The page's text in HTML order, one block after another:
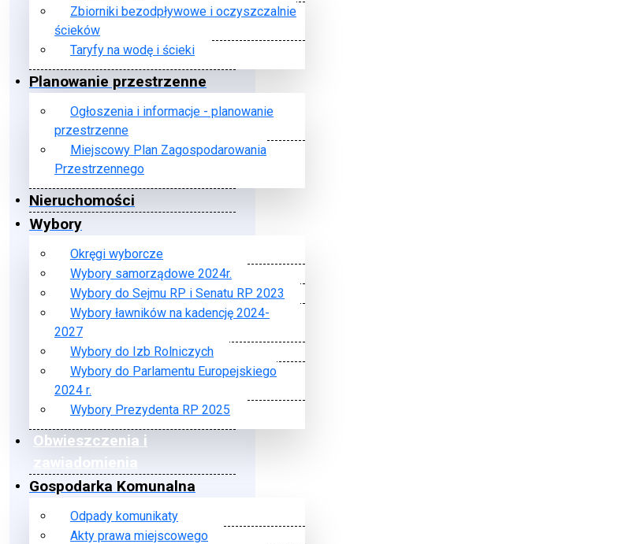
Zbiorniki bezodpływowe i oczyszczalnie
ścieków
Taryfy na wodę i ścieki
Planowanie przestrzenne
Ogłoszenia i informacje - planowanie
przestrzenne
Miejscowy Plan Zagospodarowania
Przestrzennego
Nieruchomości
Wybory
Okręgi wyborcze
Wybory samorządowe 2024r.
Wybory do Sejmu RP i Senatu RP 2023
Wybory ławników na kadencję 2024-
2027
Wybory do Izb Rolniczych
Wybory do Parlamentu Europejskiego
2024 r.
Wybory Prezydenta RP 2025
Obwieszczenia i
zawiadomienia
Gospodarka Komunalna
Odpady komunikaty
Akty prawa miejscowego